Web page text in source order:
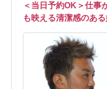
＜当日予約OK＞仕事
も映える清潔感のあ